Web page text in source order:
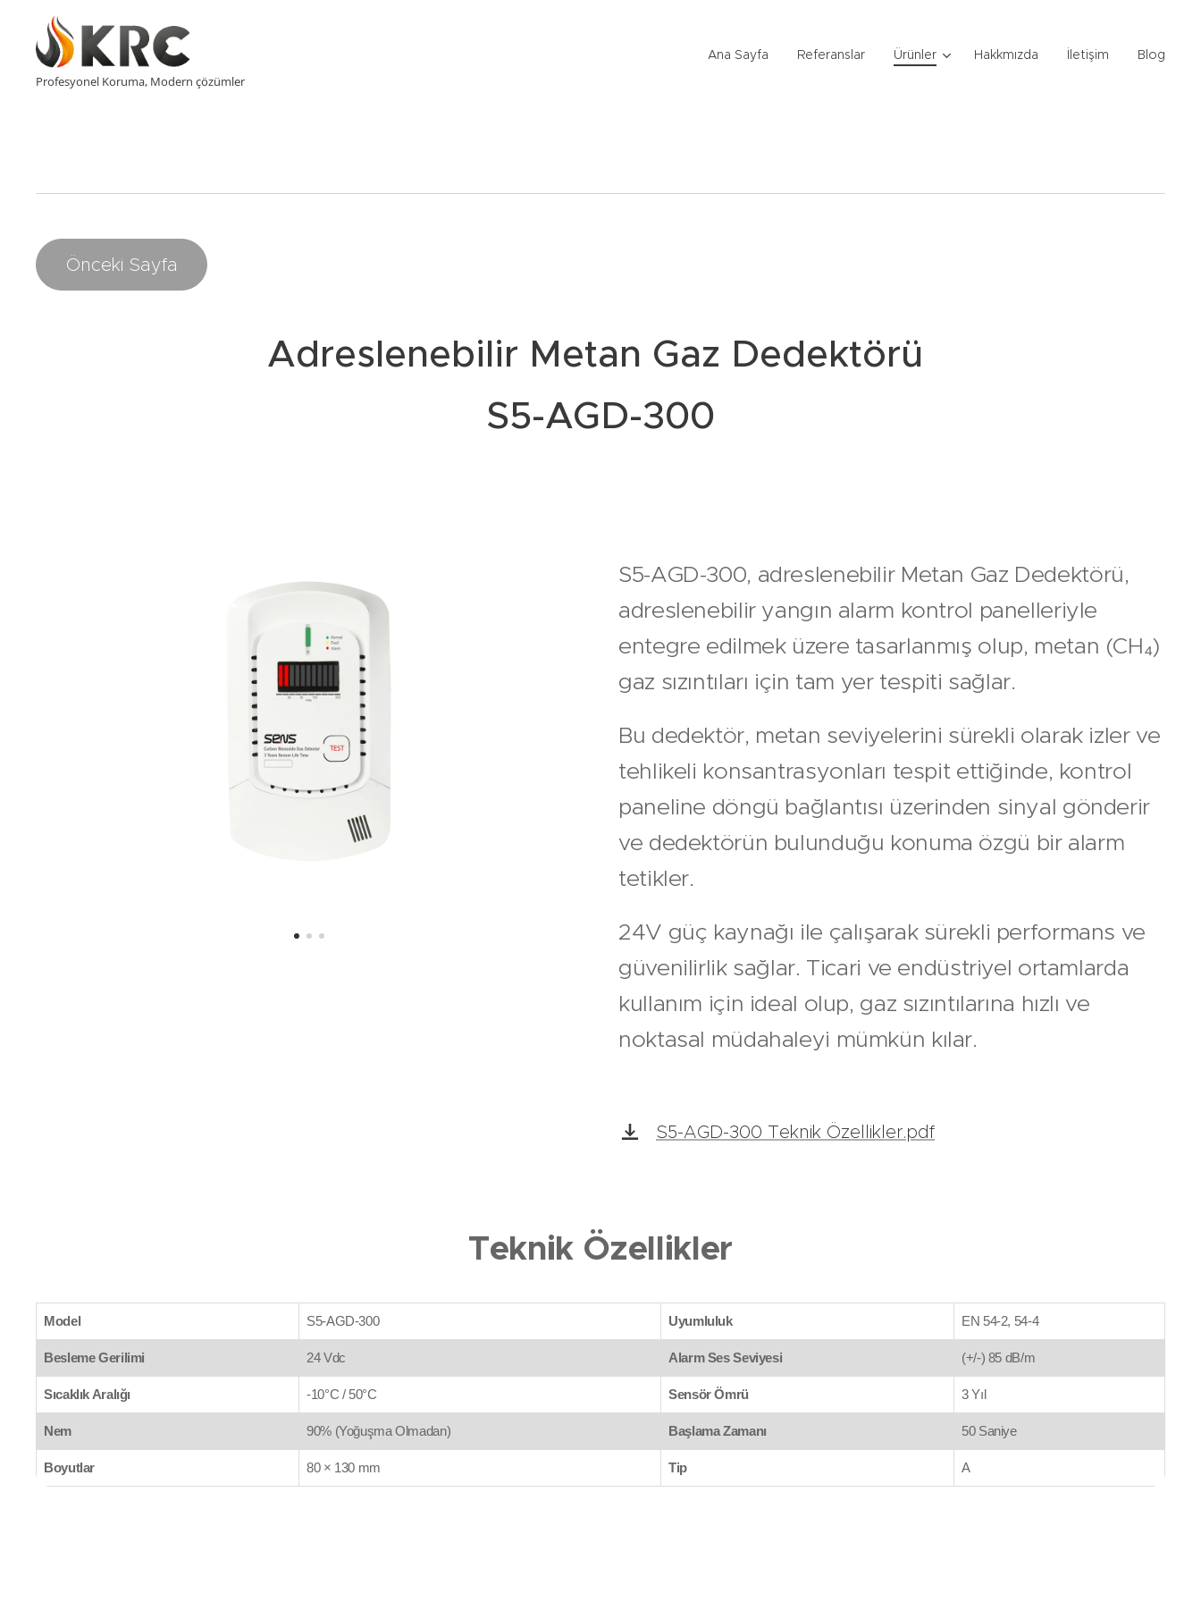
Profesyonel Koruma, Modern çözümler
Ana Sayfa Referanslar Ürünler Hakkmızda İletişim Blog
Önceki Sayfa
Adreslenebilir Metan Gaz Dedektörü
S5-AGD-300
S5-AGD-300, adreslenebilir Metan Gaz Dedektörü,
adreslenebilir yangın alarm kontrol panelleriyle
entegre edilmek üzere tasarlanmış olup, metan (CH₄)
gaz sızıntıları için tam yer tespiti sağlar.
Bu dedektör, metan seviyelerini sürekli olarak izler ve
tehlikeli konsantrasyonları tespit ettiğinde, kontrol
paneline döngü bağlantısı üzerinden sinyal gönderir
ve dedektörün bulunduğu konuma özgü bir alarm
tetikler.
24V güç kaynağı ile çalışarak sürekli performans ve
güvenilirlik sağlar. Ticari ve endüstriyel ortamlarda
kullanım için ideal olup, gaz sızıntılarına hızlı ve
noktasal müdahaleyi mümkün kılar.
S5-AGD-300 Teknik Özellikler.pdf
Teknik Özellikler
Model S5-AGD-300 Uyumluluk EN 54-2, 54-4
Besleme Gerilimi 24 Vdc Alarm Ses Seviyesi (+/-) 85 dB/m
Sıcaklık Aralığı -10°C / 50°C Sensör Ömrü 3 Yıl
Nem 90% (Yoğuşma Olmadan) Başlama Zamanı 50 Saniye
Boyutlar 80 × 130 mm Tip A